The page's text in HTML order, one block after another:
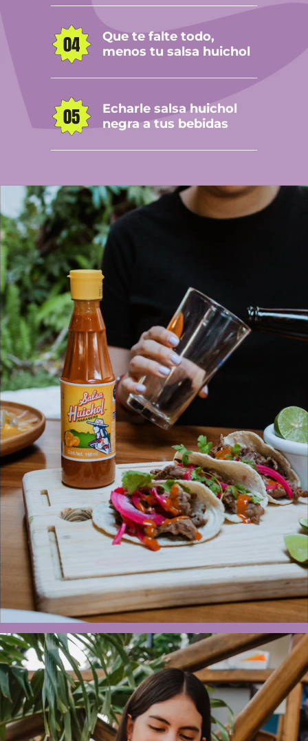
Que te falte todo,
menos tu salsa huichol
Echarle salsa huichol
negra a tus bebidas